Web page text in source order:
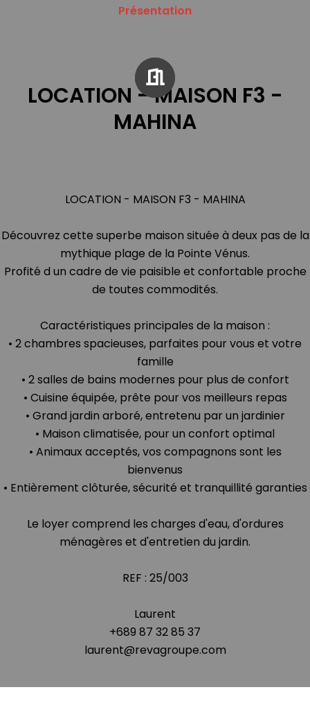
Présentation
LOCATION - MAISON F3 -
MAHINA
LOCATION - MAISON F3 - MAHINA
Découvrez cette superbe maison située à deux pas de la
mythique plage de la Pointe Vénus.
Profité d un cadre de vie paisible et confortable proche
de toutes commodités.
Caractéristiques principales de la maison :
• 2 chambres spacieuses, parfaites pour vous et votre
famille
• 2 salles de bains modernes pour plus de confort
• Cuisine équipée, prête pour vos meilleurs repas
• Grand jardin arboré, entretenu par un jardinier
• Maison climatisée, pour un confort optimal
• Animaux acceptés, vos compagnons sont les
bienvenus
• Entièrement clôturée, sécurité et tranquillité garanties
Le loyer comprend les charges d'eau, d'ordures
ménagères et d'entretien du jardin.
REF : 25/003
Laurent
+689 87 32 85 37
laurent@revagroupe.com